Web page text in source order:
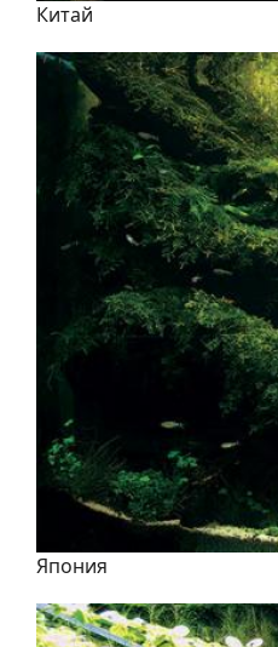
Китай
Япония